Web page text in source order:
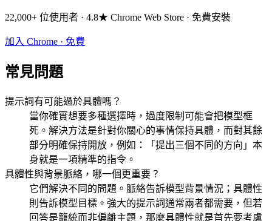
22,000+ 位使用者 · 4.8★ Chrome Web Store · 免費安裝
加入 Chrome · 免費
常見問題
提示詞有可能過於具體嗎？
當你確實想要多種選擇時，過度限制可能會把模型框
死。解決方法是針對你關心的事情保持具體，而對其餘
部分明確保持開放，例如：「提出三個不同的方向」本
身就是一項精準的指令。
具體性與背景脈絡，哪一個更重要？
它們解決不同的問題。脈絡告訴模型背景情況；具體性
則告訴模型目標。強大的提示詞通常兩者都需要，但若
回答是籠統而非偏離主題，那麼具體性就是首先要考慮